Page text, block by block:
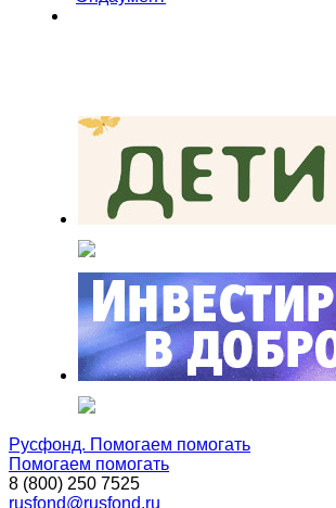
Русфонд. Помогаем помогать
Помогаем помогать
8 (800) 250 7525
rusfond@rusfond.ru